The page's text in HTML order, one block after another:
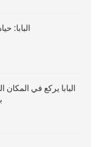
البابا:
البابا يركع في المكان